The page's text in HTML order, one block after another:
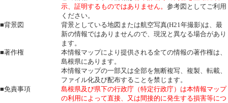
示、証明するものではありません。 参考図としてご利用
ください。
■背景図
背景としている地図または航空写真(H21年撮影)は、最
新の情報ではありませんので、現況と異なる場合があり
ます。
■著作権
本情報マップにより提供される全ての情報の著作権は、
島根県にあります。
本情報マップの一部又は全部を無断複写、複製、転載、
ファイル化及び配布することを禁じます。
■免責事項
島根県及び県下の行政庁（特定行政庁）は本情報マップ
の利用によって直接、又は間接的に発生する損害等につ